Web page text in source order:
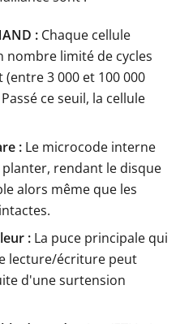
: Chaque cellule
limité de cycles
3 000 et 100 000
ce seuil, la cellule
: Le microcode interne
rendant le disque
alors même que les
: La puce principale qui
lecture/écriture peut
d'une surtension